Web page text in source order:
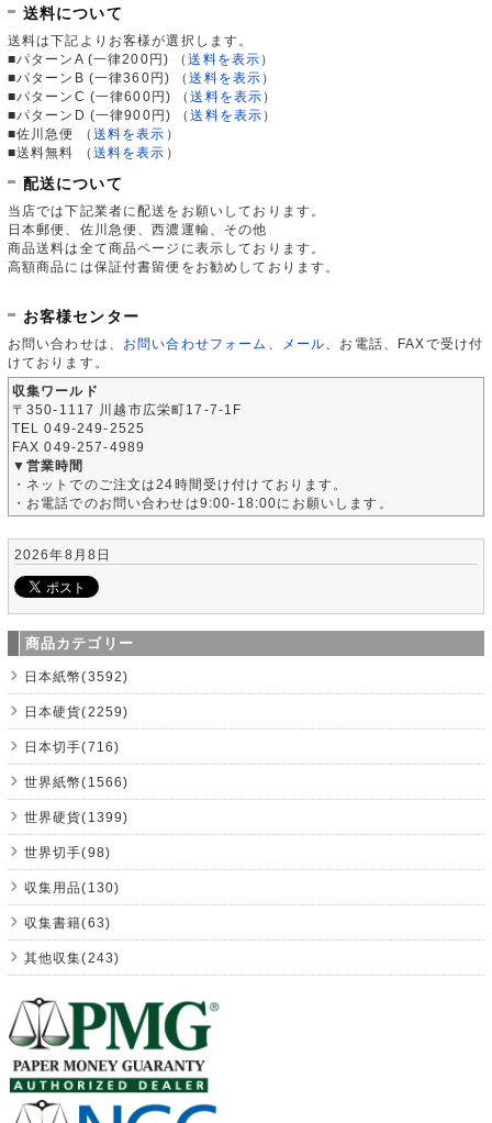
送料について
送料は下記よりお客様が選択します。
■パターンA (一律200円)
（送料を表示 ）
■パターンB (一律360円)
（送料を表示 ）
■パターンC (一律600円)
（送料を表示 ）
■パターンD (一律900円)
（送料を表示 ）
■佐川急便
（ 送料を表示 ）
■送料無料
（ 送料を表示 ）
配送について
当店では下記業者に配送をお願いしております。
日本郵便、佐川急便、西濃運輸、その他
商品送料は全て商品ページに表示しております。
高額商品には保証付書留便をお勧めしております。
お客様センター
お問い合わせは、 お問い合わせフォーム メール 、お電話、FAXで受け付
けております。
収集ワールド
〒350-1117 川越市広栄町17-7-1F
TEL 049-249-2525
FAX 049-257-4989
▼営業時間
・ネットでのご注文は24時間受け付けております。
・お電話でのお問い合わせは9:00-18:00にお願いします。
2026年8月8日
商品カテゴリー
日本紙幣(3592)
日本硬貨(2259)
日本切手(716)
世界紙幣(1566)
世界硬貨(1399)
世界切手(98)
収集用品(130)
収集書籍(63)
其他収集(243)